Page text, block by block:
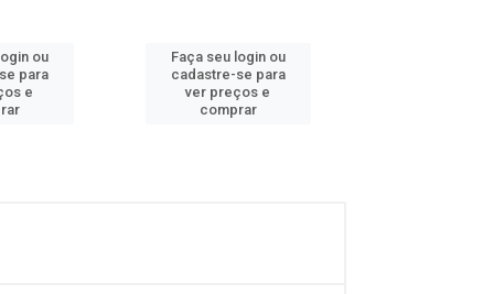
ou
para
e
Faça seu login ou
cadastre-se para
ver preços e
comprar